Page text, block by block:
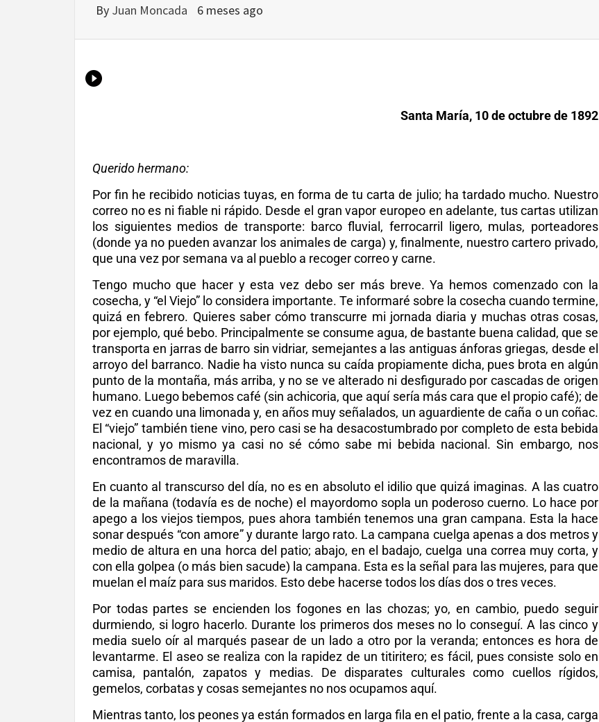
By Juan Moncada 6 meses ago
Santa María, 10 de octubre de 1892
Querido hermano:
Por fin he recibido noticias tuyas, en forma de tu carta de julio; ha tardado mucho. Nuestro
correo no es ni fiable ni rápido. Desde el gran vapor europeo en adelante, tus cartas utilizan
los siguientes medios de transporte: barco fluvial, ferrocarril ligero, mulas, porteadores
(donde ya no pueden avanzar los animales de carga) y, finalmente, nuestro cartero privado,
que una vez por semana va al pueblo a recoger correo y carne.
Tengo mucho que hacer y esta vez debo ser más breve. Ya hemos comenzado con la
cosecha, y “el Viejo” lo considera importante. Te informaré sobre la cosecha cuando termine,
quizá en febrero. Quieres saber cómo transcurre mi jornada diaria y muchas otras cosas,
por ejemplo, qué bebo. Principalmente se consume agua, de bastante buena calidad, que se
transporta en jarras de barro sin vidriar, semejantes a las antiguas ánforas griegas, desde el
arroyo del barranco. Nadie ha visto nunca su caída propiamente dicha, pues brota en algún
punto de la montaña, más arriba, y no se ve alterado ni desfigurado por cascadas de origen
humano. Luego bebemos café (sin achicoria, que aquí sería más cara que el propio café); de
vez en cuando una limonada y, en años muy señalados, un aguardiente de caña o un coñac.
El “viejo” también tiene vino, pero casi se ha desacostumbrado por completo de esta bebida
nacional, y yo mismo ya casi no sé cómo sabe mi bebida nacional. Sin embargo, nos
encontramos de maravilla.
En cuanto al transcurso del día, no es en absoluto el idilio que quizá imaginas. A las cuatro
de la mañana (todavía es de noche) el mayordomo sopla un poderoso cuerno. Lo hace por
apego a los viejos tiempos, pues ahora también tenemos una gran campana. Esta la hace
sonar después “con amore” y durante largo rato. La campana cuelga apenas a dos metros y
medio de altura en una horca del patio; abajo, en el badajo, cuelga una correa muy corta, y
con ella golpea (o más bien sacude) la campana. Esta es la señal para las mujeres, para que
muelan el maíz para sus maridos. Esto debe hacerse todos los días dos o tres veces.
Por todas partes se encienden los fogones en las chozas; yo, en cambio, puedo seguir
durmiendo, si logro hacerlo. Durante los primeros dos meses no lo conseguí. A las cinco y
media suelo oír al marqués pasear de un lado a otro por la veranda; entonces es hora de
levantarme. El aseo se realiza con la rapidez de un titiritero; es fácil, pues consiste solo en
camisa, pantalón, zapatos y medias. De disparates culturales como cuellos rígidos,
gemelos, corbatas y cosas semejantes no nos ocupamos aquí.
Mientras tanto, los peones ya están formados en larga fila en el patio, frente a la casa, carga